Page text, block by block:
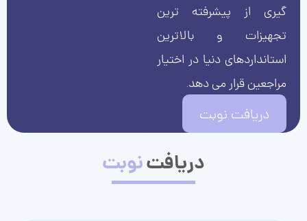
گیری از پیشرفته ترین
تجهیزات و بالاترین
استانداردهای دنیا در اختیار
مراجعین قرار می دهد.
دریافت نوبت
دریافتنوبت